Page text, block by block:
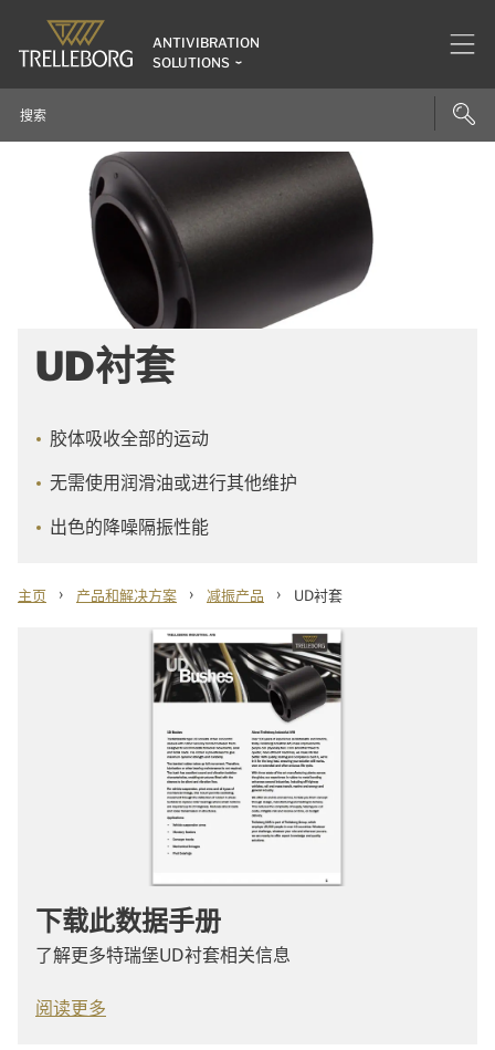
ANTIVIBRATION
SOLUTIONS
UD衬套
胶体吸收全部的运动
无需使用润滑油或进行其他维护
出色的降噪隔振性能
主页 › 产品和解决方案 › 减振产品 › UD衬套
下载此数据手册
了解更多特瑞堡UD衬套相关信息
阅读更多